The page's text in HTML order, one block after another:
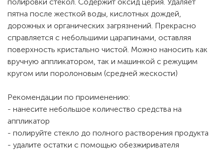
пятна после жесткой воды, кислотных дождей,
дорожных и органических загрязнений. Прекрасно
справляется с небольшими царапинами, оставляя
поверхность кристально чистой. Можно наносить как
вручную аппликатором, так и машинкой с режущим
кругом или поролоновым (средней жескости)
Рекомендации по проименению:
- нанесите небольшое количество средства на
аппликатор
- полируйте стекло до полного растворения продукта
- удалите остатки с помощью обезжиривателя